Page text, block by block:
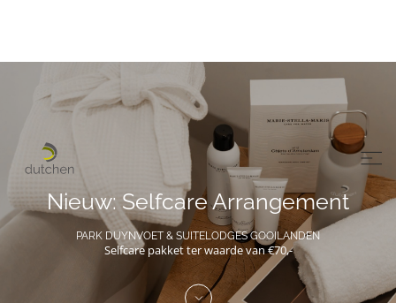
Nieuw: Selfcare Arrangement
PARK DUYNVOET & SUITELODGES GOOILANDEN
Selfcare pakket ter waarde van €70,-